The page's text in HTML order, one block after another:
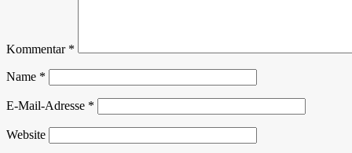
Kommentar *
Name *
E-Mail-Adresse *
Website